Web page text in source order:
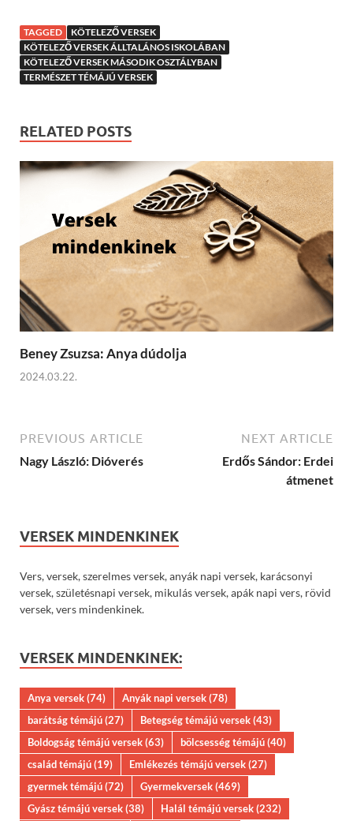
TAGGED
KÖTELEZŐ VERSEK
KÖTELEZŐ VERSEK ÁLLTALÁNOS ISKOLÁBAN
KÖTELEZŐ VERSEK MÁSODIK OSZTÁLYBAN
TERMÉSZET TÉMÁJÚ VERSEK
RELATED POSTS
Beney Zsuzsa: Anya dúdolja
2024.03.22.
PREVIOUS ARTICLE
Nagy László: Dióverés
NEXT ARTICLE
Erdős Sándor: Erdei
átmenet
VERSEK MINDENKINEK
Vers, versek, szerelmes versek, anyák napi versek, karácsonyi
versek, születésnapi versek, mikulás versek, apák napi vers, rövid
versek, vers mindenkinek.
VERSEK MINDENKINEK:
Anya versek(74) Anyák napi versek(78)
barátság témájú(27) Betegség témájú versek(43)
Boldogság témájú versek(63) bölcsesség témájú(40)
család témájú(19) Emlékezés témájú versek(27)
gyermek témájú(72) Gyermekversek(469)
Gyász témájú versek(38) Halál témájú versek(232)